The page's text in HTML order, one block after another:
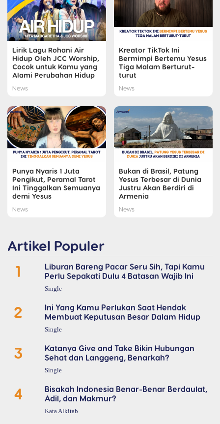
Lirik Lagu Rohani Air
Hidup Oleh JCC Worship,
Cocok untuk Kamu yang
Alami Perubahan Hidup
News
Kreator TikTok Ini
Bermimpi Bertemu Yesus
Tiga Malam Berturut-
turut
News
Punya Nyaris 1 Juta
Pengikut, Peramal Tarot
Ini Tinggalkan Semuanya
demi Yesus
News
Bukan di Brasil, Patung
Yesus Terbesar di Dunia
Justru Akan Berdiri di
Armenia
News
Artikel Populer
1
Liburan Bareng Pacar Seru Sih, Tapi Kamu
Perlu Sepakati Dulu 4 Batasan Wajib Ini
Single
2
Ini Yang Kamu Perlukan Saat Hendak
Membuat Keputusan Besar Dalam Hidup
Single
3
Katanya Give and Take Bikin Hubungan
Sehat dan Langgeng, Benarkah?
Single
4
Bisakah Indonesia Benar-Benar Berdaulat,
Adil, dan Makmur?
Kata Alkitab